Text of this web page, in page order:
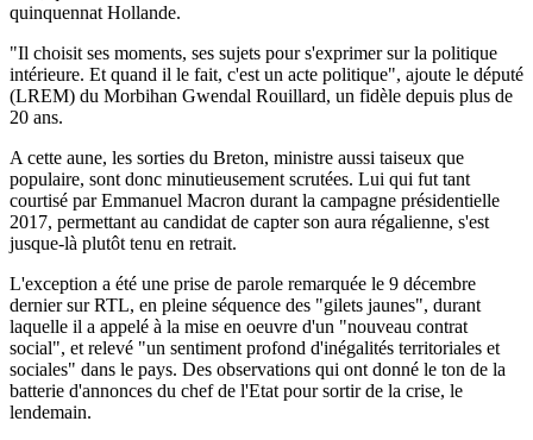
quinquennat Hollande.
"Il choisit ses moments, ses sujets pour s'exprimer sur la politique
intérieure. Et quand il le fait, c'est un acte politique", ajoute le député
(LREM) du Morbihan Gwendal Rouillard, un fidèle depuis plus de
20 ans.
A cette aune, les sorties du Breton, ministre aussi taiseux que
populaire, sont donc minutieusement scrutées. Lui qui fut tant
courtisé par Emmanuel Macron durant la campagne présidentielle
2017, permettant au candidat de capter son aura régalienne, s'est
jusque-là plutôt tenu en retrait.
L'exception a été une prise de parole remarquée le 9 décembre
dernier sur RTL, en pleine séquence des "gilets jaunes", durant
laquelle il a appelé à la mise en oeuvre d'un "nouveau contrat
social", et relevé "un sentiment profond d'inégalités territoriales et
sociales" dans le pays. Des observations qui ont donné le ton de la
batterie d'annonces du chef de l'Etat pour sortir de la crise, le
lendemain.